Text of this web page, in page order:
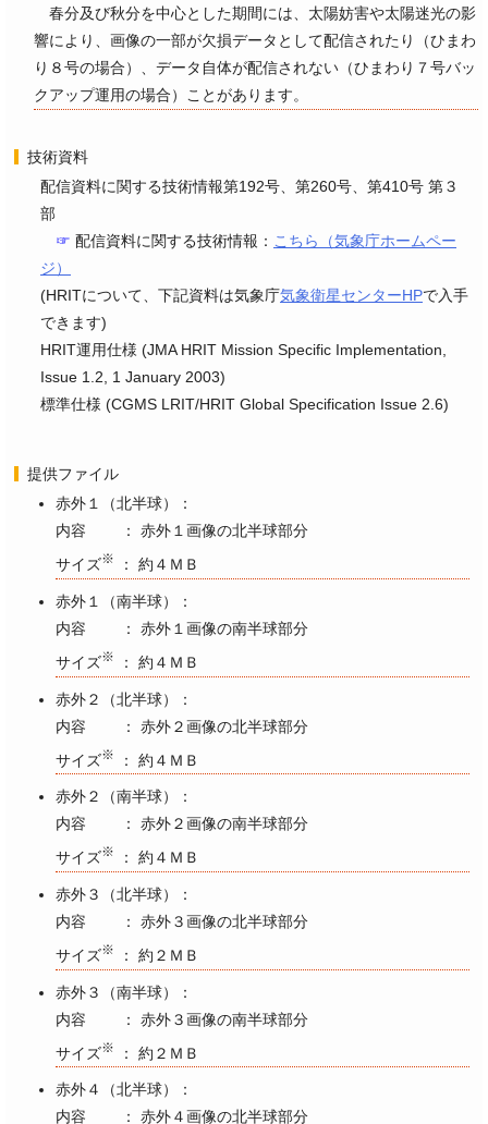
春分及び秋分を中心とした期間には、太陽妨害や太陽迷光の影
響により、画像の一部が欠損データとして配信されたり（ひまわ
り８号の場合）、データ自体が配信されない（ひまわり７号バッ
クアップ運用の場合）ことがあります。
技術資料
配信資料に関する技術情報第192号、第260号、第410号 第３
部
☞ 配信資料に関する技術情報： こちら（気象庁ホームペー
ジ）
(HRITについて、下記資料は気象庁気象衛星センターHPで入手
できます)
HRIT運用仕様 (JMA HRIT Mission Specific Implementation,
Issue 1.2, 1 January 2003)
標準仕様 (CGMS LRIT/HRIT Global Specification Issue 2.6)
提供ファイル
赤外１（北半球）：
内容 ： 赤外１画像の北半球部分
サイズ※ ： 約４ＭＢ
赤外１（南半球）：
内容 ： 赤外１画像の南半球部分
サイズ※ ： 約４ＭＢ
赤外２（北半球）：
内容 ： 赤外２画像の北半球部分
サイズ※ ： 約４ＭＢ
赤外２（南半球）：
内容 ： 赤外２画像の南半球部分
サイズ※ ： 約４ＭＢ
赤外３（北半球）：
内容 ： 赤外３画像の北半球部分
サイズ※ ： 約２ＭＢ
赤外３（南半球）：
内容 ： 赤外３画像の南半球部分
サイズ※ ： 約２ＭＢ
赤外４（北半球）：
内容 ： 赤外４画像の北半球部分